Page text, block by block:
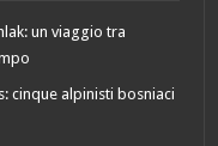
un viaggio tra
cinque alpinisti bosniaci